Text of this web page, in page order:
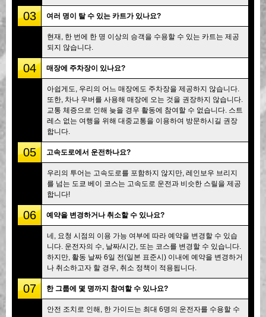
03 여러 명이 탈 수 있는 카트가 있나요?
현재, 한 번에 한 명 이상의 승객을 수용할 수 있는 카트는 제공
되지 않습니다.
04 매장에 주차장이 있나요?
아쉽게도, 우리의 어느 매장에도 주차장을 제공하지 않습니다.
또한, 차나 우버를 사용해 매장에 오는 것을 권장하지 않습니다.
교통 체증으로 인해 늦을 경우 활동에 참여할 수 없습니다. 스트
레스 없는 여행을 위해 대중교통을 이용하여 방문하시길 권장
합니다.
05 고속도로에서 운전하나요?
우리의 투어는 고속도로를 포함하지 않지만, 레인보우 브리지
를 넘는 도쿄 베이 코스는 고속도로 운전과 비슷한 스릴을 제공
합니다!
06 예약을 변경하거나 취소할 수 있나요?
네, 요청 시점의 이용 가능 여부에 따라 예약을 변경할 수 있습
니다. 운전자의 수, 날짜/시간, 또는 코스를 변경할 수 있습니다.
하지만, 활동 날짜 6일 전(일본 표준시) 이내에 예약을 변경하거
나 취소하고자 할 경우, 취소 정책이 적용됩니다.
07 한 그룹에 몇 명까지 참여할 수 있나요?
안전 조치로 인해, 한 가이드는 최대 6명의 운전자를 수용할 수